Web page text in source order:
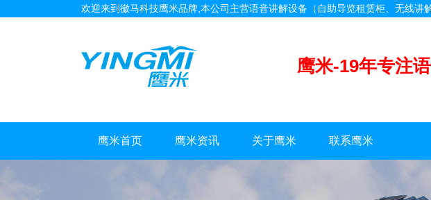
欢迎来到徽马科技鹰米品牌,本公司主营语音讲解设备（自助导览租赁柜、无线讲
鹰米-19年专注
鹰米首页 鹰米资讯 关于鹰米 联系鹰米